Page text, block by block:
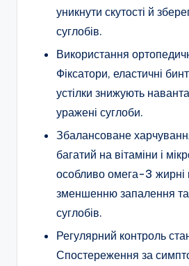
уникнути скутості й
суглобів.
Використання
Фіксатори, еластичні
устілки знижують
уражені суглоби.
Збалансоване
багатий на вітаміни і
особливо омега-3 жирні
зменшенню запалення
суглобів.
Регулярний контроль
Спостереження за